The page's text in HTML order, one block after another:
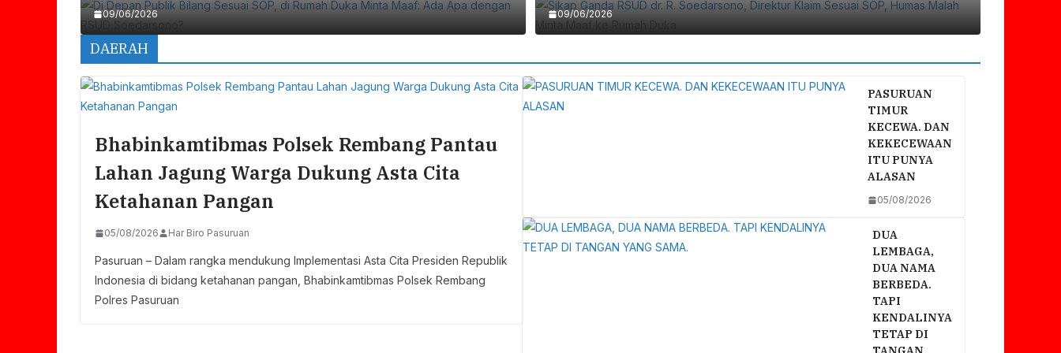
09/06/2026 09/06/2026
DAERAH
Bhabinkamtibmas Polsek Rembang Pantau
Lahan Jagung Warga Dukung Asta Cita
Ketahanan Pangan
05/08/2026 Har Biro Pasuruan
Pasuruan – Dalam rangka mendukung Implementasi Asta Cita Presiden Republik
Indonesia di bidang ketahanan pangan, Bhabinkamtibmas Polsek Rembang
Polres Pasuruan
PASURUAN
TIMUR
KECEWA. DAN
KEKECEWAAN
ITU PUNYA
ALASAN
05/08/2026
DUA
LEMBAGA,
DUA NAMA
BERBEDA.
TAPI
KENDALINYA
TETAP DI